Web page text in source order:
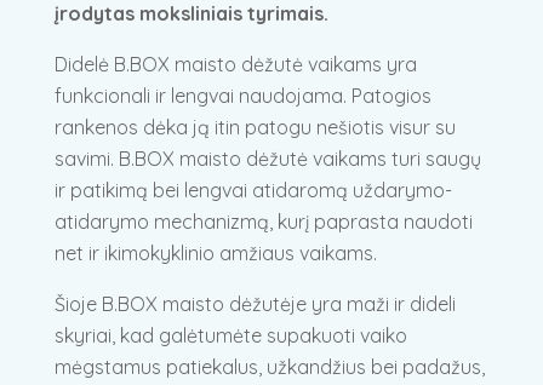
įrodytas moksliniais tyrimais.
Didelė B.BOX maisto dėžutė vaikams yra
funkcionali ir lengvai naudojama. Patogios
rankenos dėka ją itin patogu nešiotis visur su
savimi. B.BOX maisto dėžutė vaikams turi saugų
ir patikimą bei lengvai atidaromą uždarymo-
atidarymo mechanizmą, kurį paprasta naudoti
net ir ikimokyklinio amžiaus vaikams.
Šioje B.BOX maisto dėžutėje yra maži ir dideli
skyriai, kad galėtumėte supakuoti vaiko
mėgstamus patiekalus, užkandžius bei padažus,